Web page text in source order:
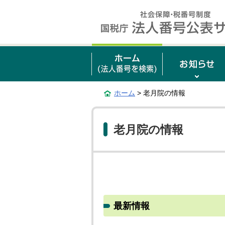
ホーム > 老月院の情報
老月院の情報
最新情報